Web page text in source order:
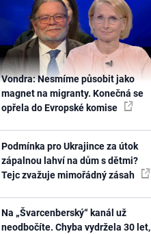
Vondra: Nesmíme působit jako
magnet na migranty. Konečná se
opřela do Evropské komise
Podmínka pro Ukrajince za útok
zápalnou lahví na dům s dětmi?
Tejc zvažuje mimořádný zásah
Na „Švarcenberský“ kanál už
neodbočíte. Chyba vydržela 30 let,